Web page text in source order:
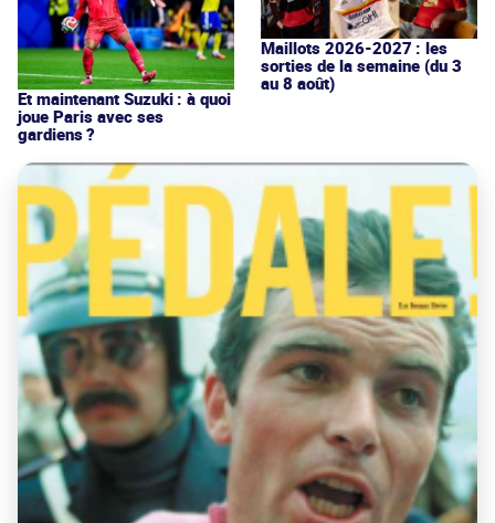
Et maintenant Suzuki : à quoi
joue Paris avec ses
gardiens ?
Maillots 2026-2027 : les
sorties de la semaine (du 3
au 8 août)